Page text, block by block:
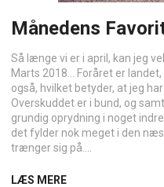
Månedens
Så længe vi er i april, kan jeg
Marts 2018… Foråret er
også, hvilket betyder, at jeg
Overskuddet er i bund, og
grundig oprydning i noget
det fylder nok meget i den
trænger sig på....
LÆS MERE